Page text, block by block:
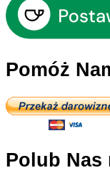
Cortile
Pigna
wpisów
Pomóż
Polub Nas